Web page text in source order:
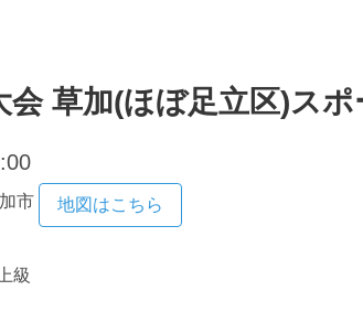
草加(ほぼ足立区)スポ
市 地図はこちら
級